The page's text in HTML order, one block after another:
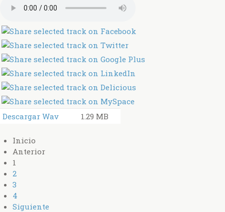
Descargar Wav 1.29 MB
Inicio
Anterior
1
2
3
4
Siguiente